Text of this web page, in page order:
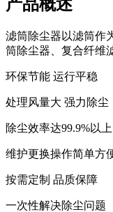
产品概述
滤筒除尘器以滤筒作
筒除尘器、复合纤维
环保节能 运行平稳
处理风量大 强力除尘
除尘效率达99.9%以
维护更换操作简单方
按需定制 品质保障
一次性解决除尘问题